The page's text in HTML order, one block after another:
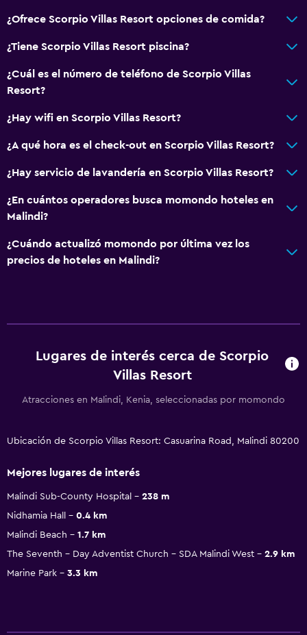
¿Ofrece Scorpio Villas Resort opciones de comida?
¿Tiene Scorpio Villas Resort piscina?
¿Cuál es el número de teléfono de Scorpio Villas
Resort?
¿Hay wifi en Scorpio Villas Resort?
¿A qué hora es el check-out en Scorpio Villas Resort?
¿Hay servicio de lavandería en Scorpio Villas Resort?
¿En cuántos operadores busca momondo hoteles en
Malindi?
¿Cuándo actualizó momondo por última vez los
precios de hoteles en Malindi?
Lugares de interés cerca de Scorpio
Villas Resort
Atracciones en Malindi, Kenia, seleccionadas por momondo
Ubicación de Scorpio Villas Resort: Casuarina Road, Malindi 80200
Mejores lugares de interés
Malindi Sub-County Hospital
238 m
Nidhamia Hall
0.4 km
Malindi Beach
1.7 km
The Seventh - Day Adventist Church - SDA Malindi West
2.9 km
Marine Park
3.3 km